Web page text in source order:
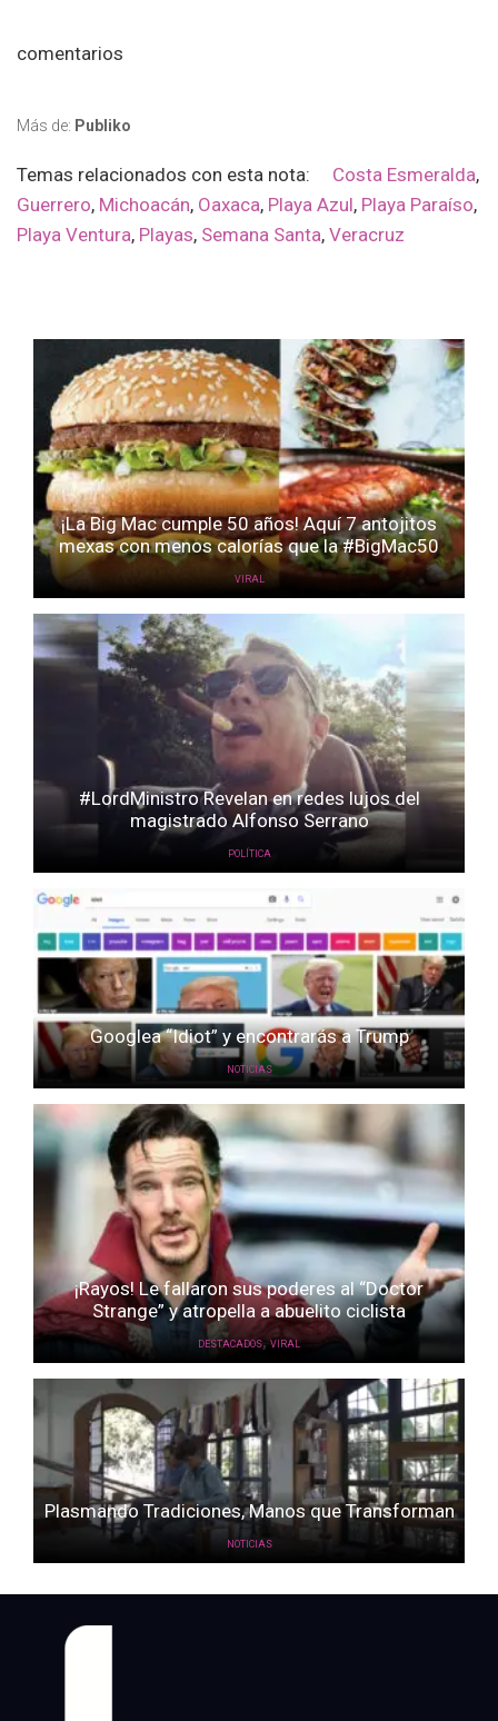
comentarios
Más de: Publiko
Temas relacionados con esta nota: Costa Esmeralda,
Guerrero, Michoacán, Oaxaca, Playa Azul, Playa Paraíso,
Playa Ventura, Playas, Semana Santa, Veracruz
¡La Big Mac cumple 50 años! Aquí 7 antojitos
mexas con menos calorías que la #BigMac50
VIRAL
#LordMinistro Revelan en redes lujos del
magistrado Alfonso Serrano
POLÍTICA
Googlea “Idiot” y encontrarás a Trump
NOTICIAS
¡Rayos! Le fallaron sus poderes al “Doctor
Strange” y atropella a abuelito ciclista
DESTACADOS,VIRAL
Plasmando Tradiciones, Manos que Transforman
NOTICIAS